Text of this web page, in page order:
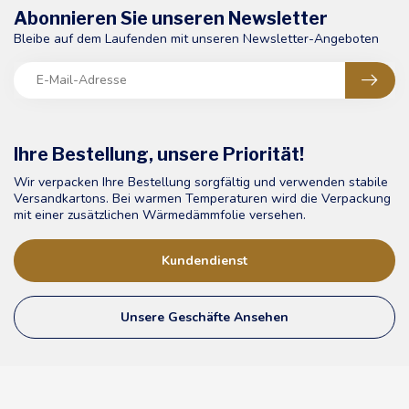
Ihre Bestellung, unsere Priorität!
Wir verpacken Ihre Bestellung sorgfältig und verwenden stabile
Versandkartons. Bei warmen Temperaturen wird die Verpackung
mit einer zusätzlichen Wärmedämmfolie versehen.
Kundendienst
Unsere Geschäfte Ansehen
Abonnieren Sie unseren Newsletter
Bleibe auf dem Laufenden mit unseren Newsletter-Angeboten